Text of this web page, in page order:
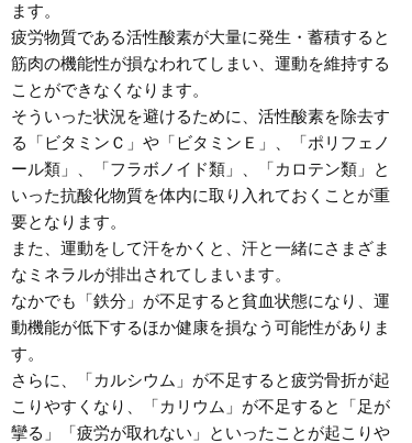
ます。
疲労物質である活性酸素が大量に発生・蓄積すると
筋肉の機能性が損なわれてしまい、運動を維持する
ことができなくなります。
そういった状況を避けるために、活性酸素を除去す
る「ビタミンＣ」や「ビタミンＥ」、「ポリフェノ
ール類」、「フラボノイド類」、「カロテン類」と
いった抗酸化物質を体内に取り入れておくことが重
要となります。
また、運動をして汗をかくと、汗と一緒にさまざま
なミネラルが排出されてしまいます。
なかでも「鉄分」が不足すると貧血状態になり、運
動機能が低下するほか健康を損なう可能性がありま
す。
さらに、「カルシウム」が不足すると疲労骨折が起
こりやすくなり、「カリウム」が不足すると「足が
攣る」「疲労が取れない」といったことが起こりや